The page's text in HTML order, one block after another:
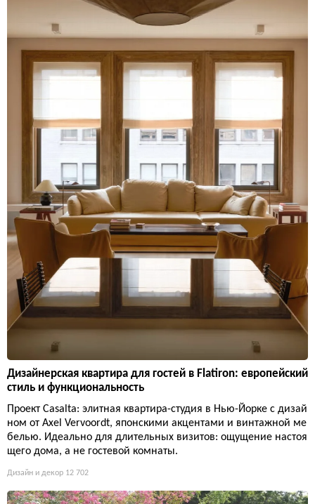
Дизайнерская квартира для гостей в Flatiron: европейский
стиль и функциональность
Проект Casalta: элитная квартира-студия в Нью-Йорке с дизай
ном от Axel Vervoordt, японскими акцентами и винтажной ме
белью. Идеально для длительных визитов: ощущение настоя
щего дома, а не гостевой комнаты.
Дизайн и декор 12 702